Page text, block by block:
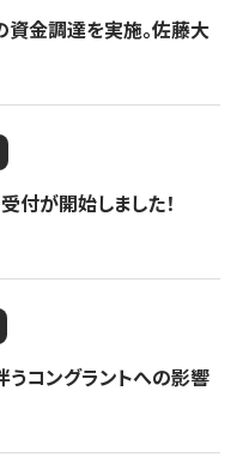
資金調達を実施。佐藤大
付が開始しました！
うコングラントへの影響